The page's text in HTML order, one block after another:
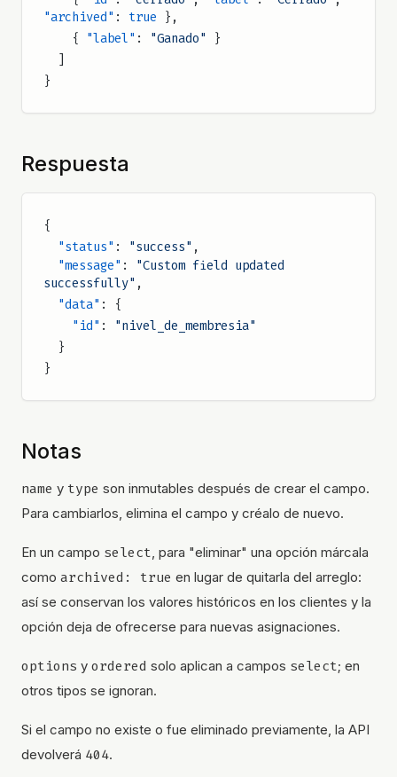
"archived" : true },
    {
"label" : "Ganado"
}
  ]
}
Respuesta
{
  "status"
: "success" ,
  "message"
:
"Custom field updated
successfully" ,
  "data"
: {
    "id"
:
"nivel_de_membresia"
  }
}
Notas
name y type son inmutables después de crear el campo.
Para cambiarlos, elimina el campo y créalo de nuevo.
En un campo select, para "eliminar" una opción márcala
como archived: true en lugar de quitarla del arreglo:
así se conservan los valores históricos en los clientes y la
opción deja de ofrecerse para nuevas asignaciones.
options y ordered solo aplican a campos select; en
otros tipos se ignoran.
Si el campo no existe o fue eliminado previamente, la API
devolverá 404.